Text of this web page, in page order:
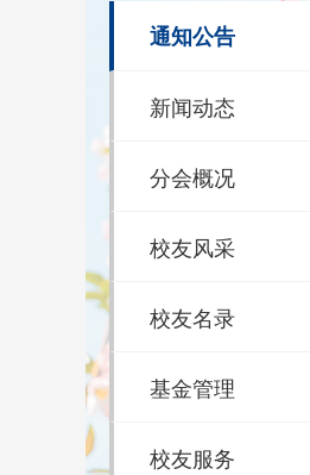
通知公告
新闻动态
分会概况
校友风采
校友名录
基金管理
校友服务